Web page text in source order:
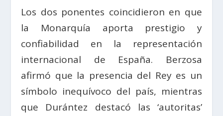
Los dos ponentes coincidieron en que
la Monarquía aporta prestigio y
confiabilidad en la representación
internacional de España. Berzosa
afirmó que la presencia del Rey es un
símbolo inequívoco del país, mientras
que Durántez destacó las ‘autoritas’